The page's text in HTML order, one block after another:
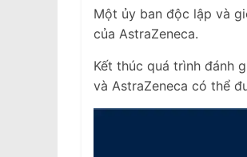
Một ủy ban độc lập và
của AstraZeneca.
Kết thúc quá trình đánh
và AstraZeneca có thể